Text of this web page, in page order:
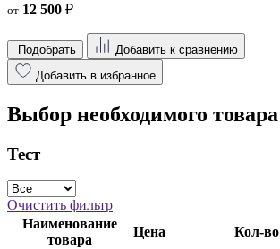
от 12 500 ₽
Подобрать
Добавить к сравнению
Добавить в избранное
Выбор необходимого товара
Тест
Очистить фильтр
Наименование
товара
Цена
Кол-во